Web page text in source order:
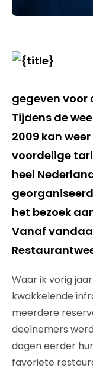
gegeven voor
Tijdens de
2009 kan
voordelige
heel
het bezoek
Vanaf
Waar ik vorig
kwakkelende
meerdere
deelnemers
dagen eerder
favoriete